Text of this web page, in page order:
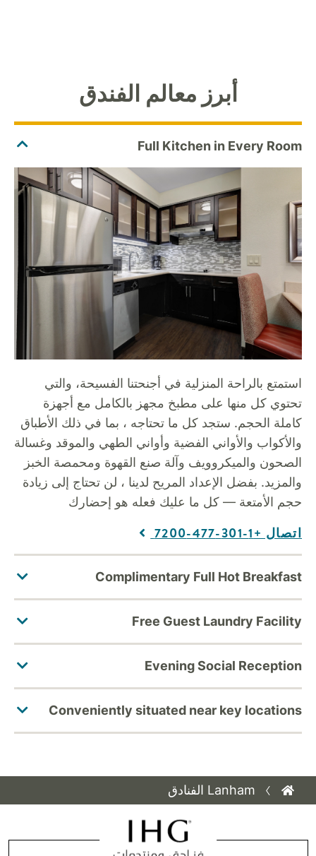
أبرز معالم الفندق
استمتع بالراحة المنزلية في أجنحتنا الفسيحة، والتي
تحتوي كل منها على مطبخ مجهز بالكامل مع أجهزة
كاملة الحجم. ستجد كل ما تحتاجه ، بما في ذلك الأطباق
والأكواب والأواني الفضية وأواني الطهي والموقد وغسالة
الصحون والميكروويف وآلة صنع القهوة ومحمصة الخبز
والمزيد. بفضل الإعداد المريح لدينا ، لن تحتاج إلى زيادة
حجم الأمتعة — كل ما عليك فعله هو إحضارك
اتصال +1-301-477-7200
Lanham الفنادق